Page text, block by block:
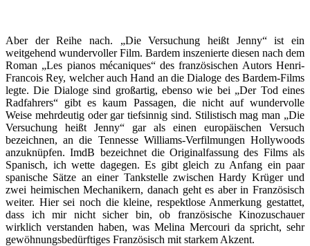
Aber der Reihe nach. „Die Versuchung heißt Jenny“ ist ein
weitgehend wundervoller Film. Bardem inszenierte diesen nach dem
Roman „Les pianos mécaniques“ des französischen Autors Henri-
Francois Rey, welcher auch Hand an die Dialoge des Bardem-Films
legte. Die Dialoge sind großartig, ebenso wie bei „Der Tod eines
Radfahrers“ gibt es kaum Passagen, die nicht auf wundervolle
Weise mehrdeutig oder gar tiefsinnig sind. Stilistisch mag man „Die
Versuchung heißt Jenny“ gar als einen europäischen Versuch
bezeichnen, an die Tennesse Williams-Verfilmungen Hollywoods
anzuknüpfen. ImdB bezeichnet die Originalfassung des Films als
Spanisch, ich wette dagegen. Es gibt gleich zu Anfang ein paar
spanische Sätze an einer Tankstelle zwischen Hardy Krüger und
zwei heimischen Mechanikern, danach geht es aber in Französisch
weiter. Hier sei noch die kleine, respektlose Anmerkung gestattet,
dass ich mir nicht sicher bin, ob französische Kinozuschauer
wirklich verstanden haben, was Melina Mercouri da spricht, sehr
gewöhnungsbedürftiges Französisch mit starkem Akzent.